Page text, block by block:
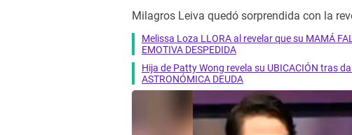
Milagros Leiva quedó sorprendida con la
Melissa Loza LLORA al revelar que su MAMÁ
EMOTIVA DESPEDIDA
Hija de Patty Wong revela su UBICACIÓN tras
ASTRONÓMICA DEUDA